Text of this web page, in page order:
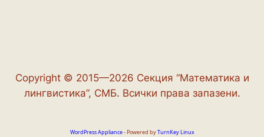
Copyright © 2015—2026 Секция “Математика и
лингвистика”, СМБ. Всички права запазени.
WordPress Appliance- Powered byTurnKey Linux